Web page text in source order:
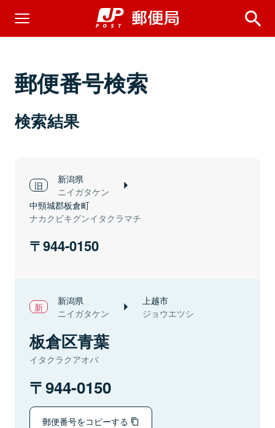
郵便番号検索
検索結果
新潟県
ニイガタケン
中頸城郡板倉町
ナカクビキグンイタクラマチ
944-0150
新潟県
ニイガタケン
上越市
ジョウエツシ
板倉区青葉
イタクラクアオバ
944-0150
郵便番号をコピーする